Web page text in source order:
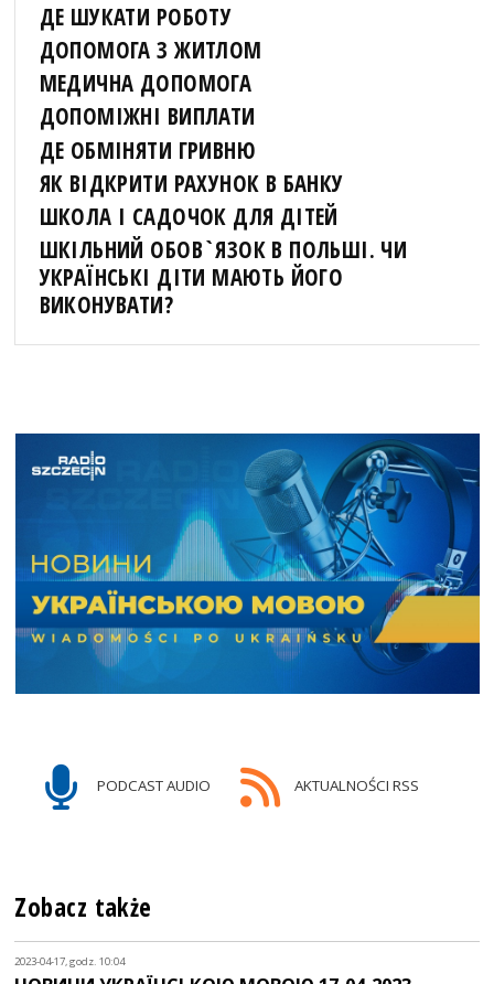
ДЕ ШУКАТИ РОБОТУ
ДОПОМОГА З ЖИТЛОМ
МЕДИЧНА ДОПОМОГА
ДОПОМІЖНІ ВИПЛАТИ
ДЕ ОБМІНЯТИ ГРИВНЮ
ЯК ВІДКРИТИ РАХУНОК В БАНКУ
ШКОЛА І САДОЧОК ДЛЯ ДІТЕЙ
ШКІЛЬНИЙ ОБОВ`ЯЗОК В ПОЛЬШІ. ЧИ
УКРАЇНСЬКІ ДІТИ МАЮТЬ ЙОГО
ВИКОНУВАТИ?
PODCAST AUDIO AKTUALNOŚCI RSS
Zobacz także
2023-04-17, godz. 10:04